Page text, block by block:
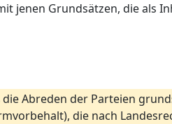
jenen Grundsätzen, die als
Abreden der Parteien
die nach